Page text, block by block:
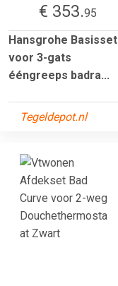
€ 353.95
Hansgrohe Basisset
voor 3-gats
ééngreeps badra...
Tegeldepot.nl